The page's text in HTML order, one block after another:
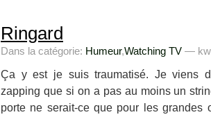
Ringard
Dans la catégorie: Humeur,Watching TV —
Ça y est je suis traumatisé. Je viens
zapping que si on a pas au moins un
porte ne serait-ce que pour les grandes